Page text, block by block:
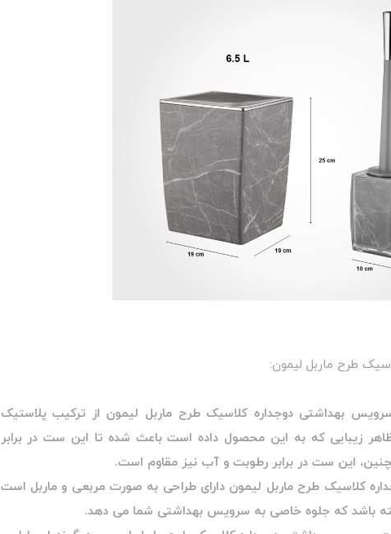
طرح ماربل لیمون:
بهداشتی دوجداره کلاسیک طرح ماربل لیمون از ترکیب پلاستیک
زیبایی که به این محصول داده است باعث شده تا این ست در برابر
این ست در برابر رطوبت و آب نیز مقاوم است.
کلاسیک طرح ماربل لیمون دارای طراحی به صورت مربعی و ماربل است
باشد که جلوه خاصی به سرویس بهداشتی شما می دهد.